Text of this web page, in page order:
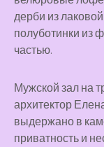
дерби из
полуботинки из
частью.
Мужской зал на
архитектор
выдержано в
приватность и